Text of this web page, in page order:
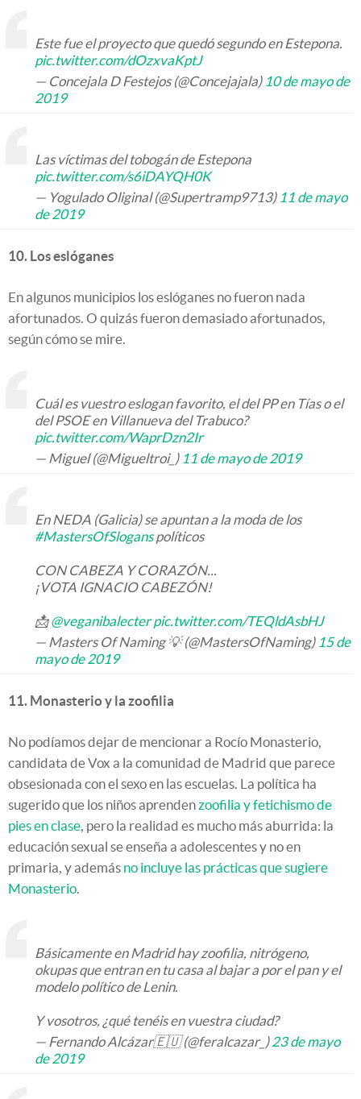
Este fue el proyecto que quedó segundo en Estepona.
pic.twitter.com/dOzxvaKptJ
— Concejala D Festejos (@Concejajala) 10 de mayo de
2019
Las víctimas del tobogán de Estepona
pic.twitter.com/s6iDAYQH0K
— Yogulado Oliginal (@Supertramp9713) 11 de mayo
de 2019
10. Los eslóganes
En algunos municipios los eslóganes no fueron nada
afortunados. O quizás fueron demasiado afortunados,
según cómo se mire.
Cuál es vuestro eslogan favorito, el del PP en Tías o el
del PSOE en Villanueva del Trabuco?
pic.twitter.com/WaprDzn2Ir
— Miguel (@Migueltroi_) 11 de mayo de 2019
En NEDA (Galicia) se apuntan a la moda de los
#MastersOfSloganspolíticos
CON CABEZA Y CORAZÓN...
¡VOTA IGNACIO CABEZÓN!
📩@veganibalecter pic.twitter.com/TEQldAsbHJ
— Masters Of Naming 💡 (@MastersOfNaming) 15 de
mayo de 2019
11. Monasterio y la zoofilia
No podíamos dejar de mencionar a Rocío Monasterio,
candidata de Vox a la comunidad de Madrid que parece
obsesionada con el sexo en las escuelas. La política ha
sugerido que los niños aprendenzoofilia y fetichismo de
pies en clase, pero la realidad es mucho más aburrida: la
educación sexual se enseña a adolescentes y no en
primaria, y además no incluye las prácticas que sugiere
Monasterio.
Básicamente en Madrid hay zoofilia, nitrógeno,
okupas que entran en tu casa al bajar a por el pan y el
modelo político de Lenin.
Y vosotros, ¿qué tenéis en vuestra ciudad?
— Fernando Alcázar🇪🇺 (@feralcazar_)23 de mayo
de 2019